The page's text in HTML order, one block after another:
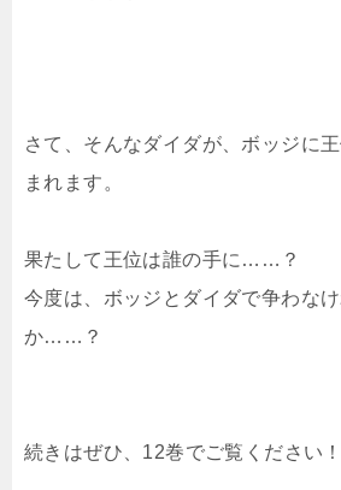
さて、そんなダイダが、ボッジに
まれます。
果たして王位は誰の手に……？
今度は、ボッジとダイダで争わな
か……？
続きはぜひ、12巻でご覧ください！